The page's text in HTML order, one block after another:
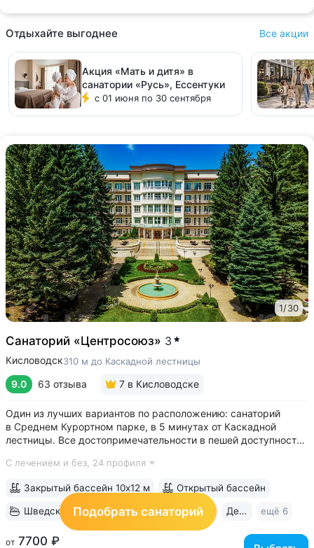
Отдыхайте выгоднее Все акции
Акция «Мать и дитя» в
санатории «Русь», Ессентуки
с 01 июня по 30 сентября
1/30
Санаторий «Центросоюз» 3
Кисловодск310 м до Каскадной лестницы
9.0 63 отзыва 7 в Кисловодске
Один из лучших вариантов по расположению: санаторий
в Среднем Курортном парке, в 5 минутах от Каскадной
лестницы. Все достопримечательности в пешей доступности
переходит в Курортный парк, к терренкурам № 3 и № 2Б •
С лечением и без, 24 профиля
от 7700 ₽
Закрытый бассейн 10х12 м Открытый бассейн
Шведский стол Бювет Свой парк Дети с 2 лет ещё 6
Подобрать санаторий